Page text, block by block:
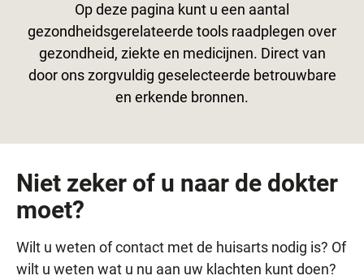
Op deze pagina kunt u een aantal
gezondheidsgerelateerde tools raadplegen over
gezondheid, ziekte en medicijnen. Direct van
door ons zorgvuldig geselecteerde betrouwbare
en erkende bronnen.
Niet zeker of u naar de dokter
moet?
Wilt u weten of contact met de huisarts nodig is? Of
wilt u weten wat u nu aan uw klachten kunt doen?